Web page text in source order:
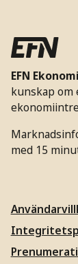
EFN
kunskap om
med 15